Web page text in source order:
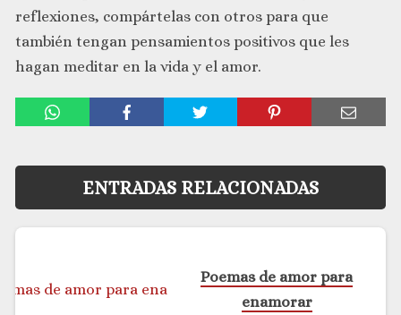
reflexiones, compártelas con otros para que
también tengan pensamientos positivos que les
hagan meditar en la vida y el amor.
ENTRADAS RELACIONADAS
Poemas de amor para
enamorar